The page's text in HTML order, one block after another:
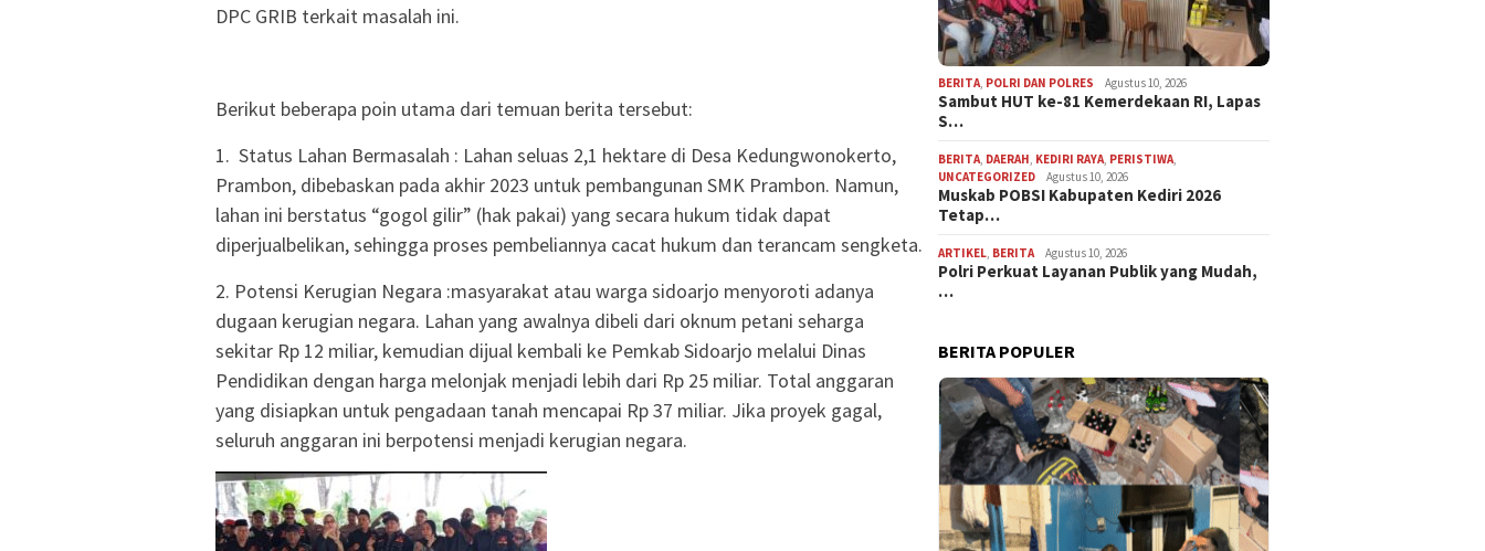
DPC GRIB terkait masalah ini.
Berikut beberapa poin utama dari temuan berita tersebut:
1. Status Lahan Bermasalah : Lahan seluas 2,1 hektare di Desa Kedungwonokerto,
Prambon, dibebaskan pada akhir 2023 untuk pembangunan SMK Prambon. Namun,
lahan ini berstatus “gogol gilir” (hak pakai) yang secara hukum tidak dapat
diperjualbelikan, sehingga proses pembeliannya cacat hukum dan terancam sengketa.
2. Potensi Kerugian Negara :masyarakat atau warga sidoarjo menyoroti adanya
dugaan kerugian negara. Lahan yang awalnya dibeli dari oknum petani seharga
sekitar Rp 12 miliar, kemudian dijual kembali ke Pemkab Sidoarjo melalui Dinas
Pendidikan dengan harga melonjak menjadi lebih dari Rp 25 miliar. Total anggaran
yang disiapkan untuk pengadaan tanah mencapai Rp 37 miliar. Jika proyek gagal,
seluruh anggaran ini berpotensi menjadi kerugian negara.
BERITA POLRI DAN POLRES Agustus 10, 2026
Sambut HUT ke-81 Kemerdekaan RI, Lapas
S…
BERITA DAERAH KEDIRI RAYA PERISTIWA
UNCATEGORIZED
Agustus 10, 2026
Muskab POBSI Kabupaten Kediri 2026
Tetap…
ARTIKEL BERITA Agustus 10, 2026
Polri Perkuat Layanan Publik yang Mudah,
…
BERITA POPULER